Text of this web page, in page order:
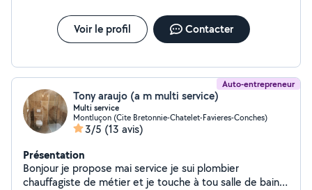
Voir le profil Contacter
Auto-entrepreneur
Tony araujo (a m multi service)
Multi service
Montluçon (Cite Bretonnie-Chatelet-Favieres-Conches)
3/5 (13 avis)
Présentation
Bonjour je propose mai service je sui plombier
chauffagiste de métier et je touche à tou salle de bain